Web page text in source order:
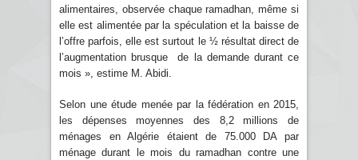
alimentaires, observée chaque ramadhan, même si
elle est alimentée par la spéculation et la baisse de
l’offre parfois, elle est surtout le ½ résultat direct de
l’augmentation brusque de la demande durant ce
mois », estime M. Abidi.
Selon une étude menée par la fédération en 2015,
les dépenses moyennes des 8,2 millions de
ménages en Algérie étaient de 75.000 DA par
ménage durant le mois du ramadhan contre une